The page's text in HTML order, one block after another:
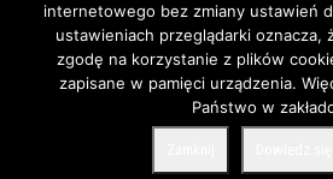
internetowego bez zmiany ustawień
ustawieniach przeglądarki oznacza,
zgodę na korzystanie z plików
zapisane w pamięci urządzenia.
Państwo w